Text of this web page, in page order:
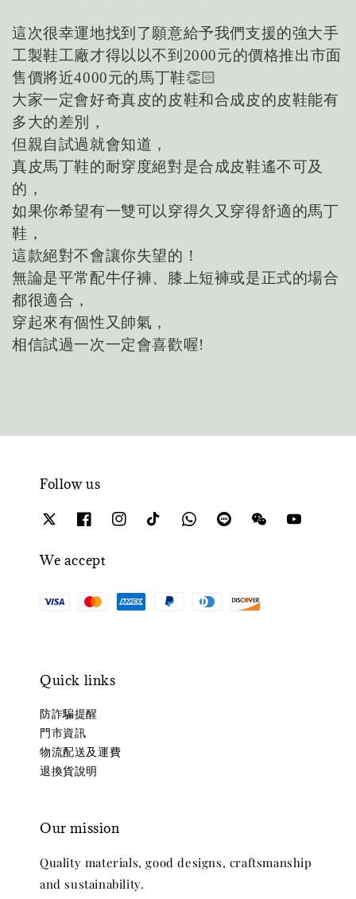
這次很幸運地找到了願意給予我們支援的強大手
工製鞋工廠才得以以不到2000元的價格推出市面
售價將近4000元的馬丁鞋👏🏻
大家一定會好奇真皮的皮鞋和合成皮的皮鞋能有
多大的差別，
但親自試過就會知道，
真皮馬丁鞋的耐穿度絕對是合成皮鞋遙不可及
的，
如果你希望有一雙可以穿得久又穿得舒適的馬丁
鞋，
這款絕對不會讓你失望的！
無論是平常配牛仔褲、膝上短褲或是正式的場合
都很適合，
穿起來有個性又帥氣，
相信試過一次一定會喜歡喔!
Follow us
We accept
Quick links
防詐騙提醒
門市資訊
物流配送及運費
退換貨說明
Our mission
Quality materials, good designs, craftsmanship
and sustainability.